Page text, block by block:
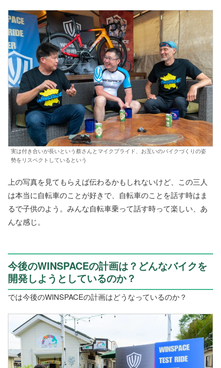
実は付き合いが長いという蔡さんとマイクプライド、お互いのバイクづくりの姿
勢をリスペクトしているという
上の写真を見てもらえば伝わるかもしれないけど、この三人
は本当に自転車のことが好きで、自転車のことを話す時はま
るで子供のよう。みんな自転車乗って話す時って楽しい、あ
んな感じ。
今後のWINSPACEの計画は？どんなバイクを
開発しようとしているのか？
では今後のWINSPACEの計画はどうなっているのか？